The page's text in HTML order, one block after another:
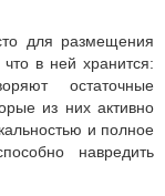
для размещения
в ней хранится:
остаточные
из них активно
и полное
навредить